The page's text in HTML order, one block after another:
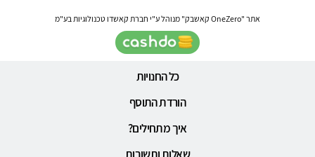
אתר "OneZero קאשבק" מנוהל ע"י חברת קאשדו טכנולוגיות בע"מ
כל החנויות
הורדת התוסף
איך מתחילים?